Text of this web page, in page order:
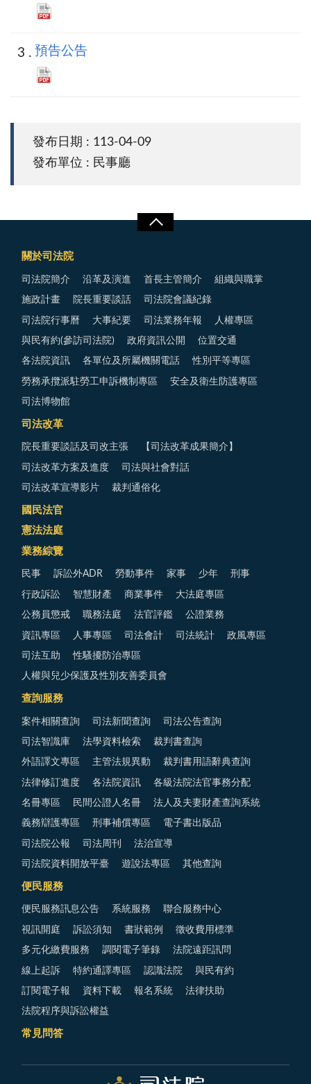
預告公告
發布日期 : 113-04-09
發布單位 : 民事廳
關於司法院
司法院簡介 沿革及演進 首長主管簡介 組織與職掌
施政計畫 院長重要談話 司法院會議紀錄
司法院行事曆 大事紀要 司法業務年報 人權專區
與民有約(參訪司法院) 政府資訊公開 位置交通
各法院資訊 各單位及所屬機關電話 性別平等專區
勞務承攬派駐勞工申訴機制專區 安全及衛生防護專區
司法博物館
司法改革
院長重要談話及司改主張 【司法改革成果簡介】
司法改革方案及進度 司法與社會對話
司法改革宣導影片 裁判通俗化
國民法官
憲法法庭
業務綜覽
民事 訴訟外ADR 勞動事件 家事 少年 刑事
行政訴訟 智慧財產 商業事件 大法庭專區
公務員懲戒 職務法庭 法官評鑑 公證業務
資訊專區 人事專區 司法會計 司法統計 政風專區
司法互助 性騷擾防治專區
人權與兒少保護及性別友善委員會
查詢服務
案件相關查詢 司法新聞查詢 司法公告查詢
司法智識庫 法學資料檢索 裁判書查詢
外語譯文專區 主管法規異動 裁判書用語辭典查詢
法律修訂進度 各法院資訊 各級法院法官事務分配
名冊專區 民間公證人名冊 法人及夫妻財產查詢系統
義務辯護專區 刑事補償專區 電子書出版品
司法院公報 司法周刊 法治宣導
司法院資料開放平臺 遊說法專區 其他查詢
便民服務
便民服務訊息公告 系統服務 聯合服務中心
視訊開庭 訴訟須知 書狀範例 徵收費用標準
多元化繳費服務 調閱電子筆錄 法院遠距訊問
線上起訴 特約通譯專區 認識法院 與民有約
訂閱電子報 資料下載 報名系統 法律扶助
法院程序與訴訟權益
常見問答